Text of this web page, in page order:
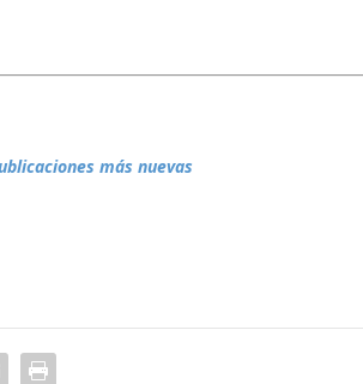
más nuevas